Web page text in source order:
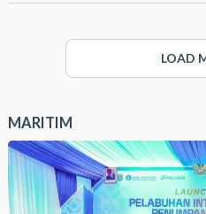
LOAD
MARITIM